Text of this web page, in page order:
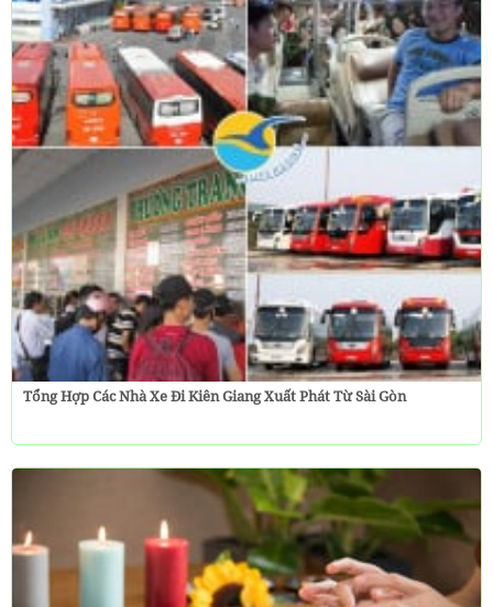
Tổng Hợp Các Nhà Xe Đi Kiên Giang Xuất Phát Từ Sài Gòn